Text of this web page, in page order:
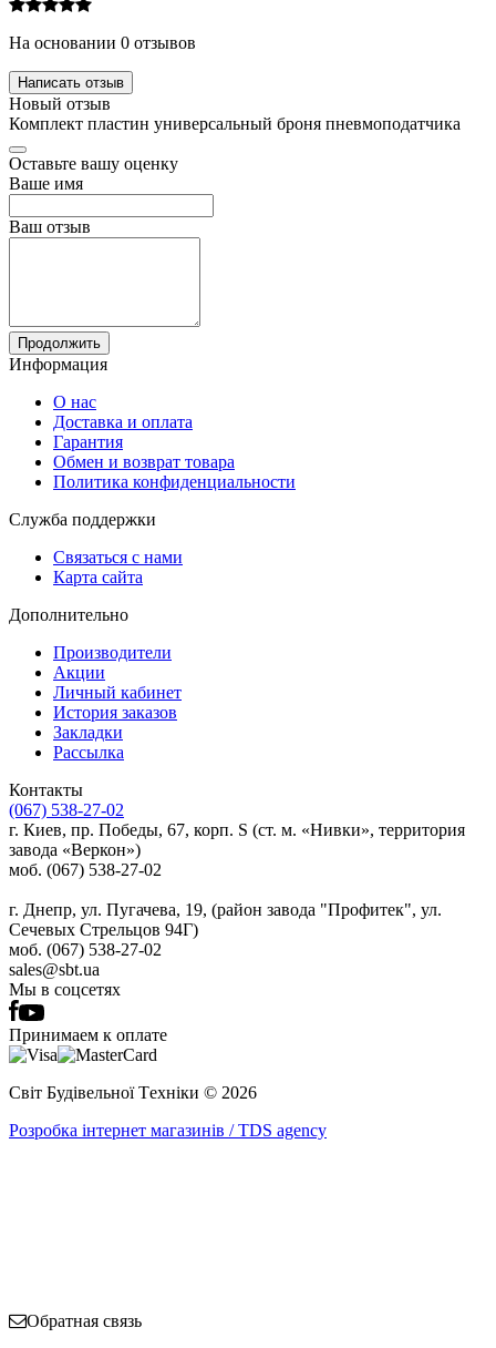
На основании 0 отзывов
Написать отзыв
Новый отзыв
Комплект пластин универсальный броня пневмоподатчика
Оставьте вашу оценку
Ваше имя
Ваш отзыв
Продолжить
Информация
О нас
Доставка и оплата
Гарантия
Обмен и возврат товара
Политика конфиденциальности
Служба поддержки
Связаться с нами
Карта сайта
Дополнительно
Производители
Акции
Личный кабинет
История заказов
Закладки
Рассылка
Контакты
(067) 538-27-02
г. Киев, пр. Победы, 67, корп. S (ст. м. «Нивки», территория
завода «Веркон»)
моб. (067) 538-27-02
г. Днепр, ул. Пугачева, 19, (район завода "Профитек", ул.
Сечевых Стрельцов 94Г)
моб. (067) 538-27-02
sales@sbt.ua
Мы в соцсетях
Принимаем к оплате
Світ Будівельної Tехніки © 2026
Розробка інтернет магазинів / TDS agency
Обратная связь